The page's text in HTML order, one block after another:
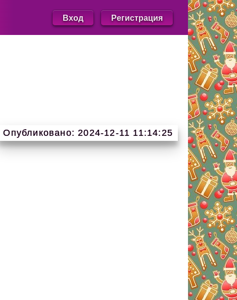
Вход Регистрация
Опубликовано: 2024-12-11 11:14:25